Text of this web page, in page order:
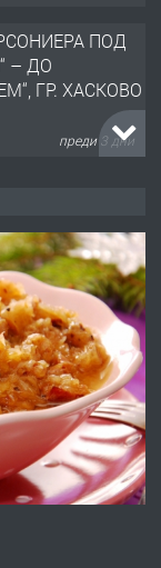
ПОД
– ДО
ГР. ХАСКОВО
преди 3 дни
НА ГР.
преди 4 дни
преди 4 дни
под наем в кв.